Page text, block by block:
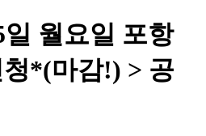
일 월요일 포항
*(마감!) > 공